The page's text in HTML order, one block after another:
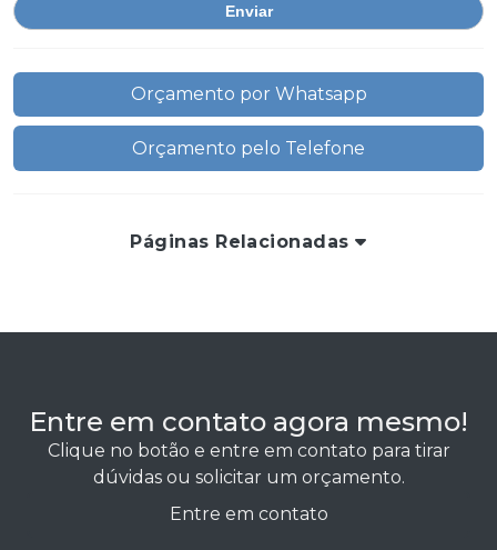
Orçamento por Whatsapp
Orçamento pelo Telefone
Páginas Relacionadas
Entre em contato agora mesmo!
Clique no botão e entre em contato para tirar
dúvidas ou solicitar um orçamento.
Entre em contato